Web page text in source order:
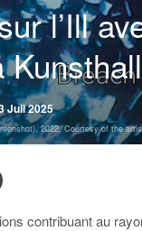
l’Ill
Juil 2025
2022, Courtesy of the
contribuant au